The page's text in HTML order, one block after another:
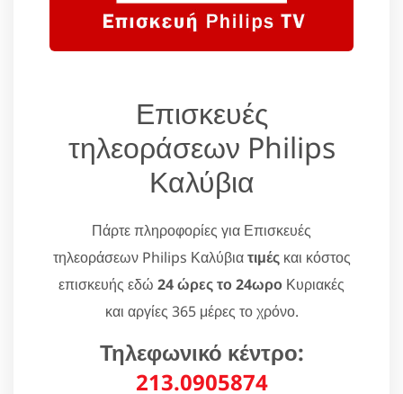
Επισκευές
τηλεοράσεων Philips
Καλύβια
Πάρτε πληροφορίες για Επισκευές
τηλεοράσεων Philips Καλύβιατιμέςκαι κόστος
επισκευής εδώ 24 ώρες το 24ωρο Κυριακές
και αργίες 365 μέρες το χρόνο.
Τηλεφωνικό κέντρο:
213.0905874